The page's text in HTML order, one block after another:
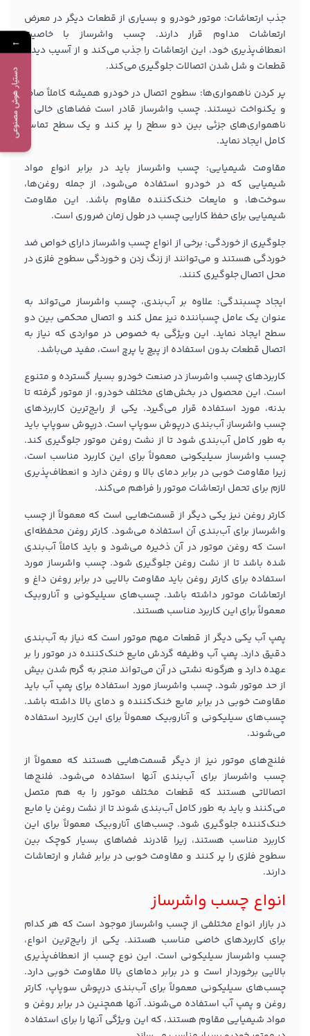
جذب ارتعاشات: موتور خودرو و بسیاری از قطعات دیگر در معرض
ارتعاشات مداوم قرار دارند. چسب واشرساز با خاصیت
انعطاف‌پذیری خود، این ارتعاشات را جذب می‌کند و از آسیب دیدن
قطعات و شل شدن اتصالات جلوگیری می‌کند.
پر کردن ناهمواری‌ها: سطوح اتصال در خودرو همیشه کاملاً صاف
و یکنواخت نیستند. چسب واشرساز قادر است فضاهای خالی و
ناهمواری‌های جزئی بین دو سطح را پر کند و یک سطح تماس
کامل ایجاد نماید.
مقاومت شیمیایی: چسب واشرساز باید در برابر انواع مواد
شیمیایی که در خودرو استفاده می‌شود، از جمله روغن‌ها،
سوخت‌ها، و مایعات خنک‌کننده مقاوم باشد. این مقاومت
شیمیایی برای حفظ کارایی چسب در طول زمان ضروری است.
جلوگیری از خوردگی: برخی از انواع چسب واشرساز دارای خواص ضد
خوردگی هستند و می‌توانند از زنگ زدن و خوردگی سطوح فلزی در
محل اتصال جلوگیری کنند.
ایجاد چسبندگی: علاوه بر آب‌بندی، چسب واشرساز می‌تواند به
عنوان یک عامل چسباننده نیز عمل کند و اتصال محکمی بین دو
سطح ایجاد نماید. این ویژگی به خصوص در مواردی که نیاز به
اتصال قطعات بدون استفاده از پیچ یا پرچ است، مفید می‌باشد.
کاربردهای چسب واشرساز در صنعت خودرو بسیار گسترده و متنوع
است. این محصول در بخش‌های مختلف خودرو، از موتور گرفته تا
بدنه، مورد استفاده قرار می‌گیرد. یکی از رایج‌ترین کاربردهای
چسب واشرساز، آب‌بندی درپوش سوپاپ است. درپوش سوپاپ باید
به طور کامل آب‌بندی شود تا از نشت روغن موتور جلوگیری کند.
چسب واشرساز سیلیکونی معمولاً برای این کاربرد مناسب است،
زیرا مقاومت خوبی در برابر دمای بالا و روغن دارد و انعطاف‌پذیری
لازم برای تحمل ارتعاشات موتور را فراهم می‌کند.
کارتر روغن نیز یکی دیگر از قسمت‌هایی است که معمولاً از چسب
واشرساز برای آب‌بندی آن استفاده می‌شود. کارتر روغن محفظه‌ای
است که روغن موتور در آن ذخیره می‌شود و باید کاملاً آب‌بندی
شده باشد تا از نشت روغن جلوگیری شود. چسب واشرساز مورد
استفاده برای کارتر روغن باید مقاومت بالایی در برابر روغن داغ و
ارتعاشات موتور داشته باشد. چسب‌های سیلیکونی و آناروبیک
معمولاً برای این کاربرد مناسب هستند.
پمپ آب یکی دیگر از قطعات مهم موتور است که نیاز به آب‌بندی
دقیق دارد. پمپ آب وظیفه گردش مایع خنک‌کننده در موتور را بر
عهده دارد و هرگونه نشتی در آن می‌تواند منجر به گرم شدن بیش
از حد موتور شود. چسب واشرساز مورد استفاده برای پمپ آب باید
مقاومت خوبی در برابر مایع خنک‌کننده و دمای بالا داشته باشد.
چسب‌های سیلیکونی و آناروبیک معمولاً برای این کاربرد استفاده
می‌شوند.
فلنج‌های موتور نیز از دیگر قسمت‌هایی هستند که معمولاً از
چسب واشرساز برای آب‌بندی آنها استفاده می‌شود. فلنج‌ها
اتصالاتی هستند که قطعات مختلف موتور را به هم متصل
می‌کنند و باید به طور کامل آب‌بندی شوند تا از نشت روغن یا مایع
خنک‌کننده جلوگیری شود. چسب‌های آناروبیک معمولاً برای این
کاربرد مناسب هستند، زیرا قادرند فضاهای بسیار کوچک بین
سطوح فلزی را پر کنند و مقاومت خوبی در برابر فشار و ارتعاشات
دارند.
انواع چسب واشرساز
در بازار انواع مختلفی از چسب واشرساز موجود است که هر کدام
برای کاربردهای خاصی مناسب هستند. یکی از رایج‌ترین انواع،
چسب واشرساز سیلیکونی است. این نوع چسب از انعطاف‌پذیری
بالایی برخوردار است و در برابر دماهای بالا مقاومت خوبی دارد.
چسب‌های سیلیکونی معمولاً برای آب‌بندی درپوش سوپاپ، کارتر
روغن و پمپ آب استفاده می‌شوند. آنها همچنین در برابر روغن و
مواد شیمیایی مقاوم هستند، که این ویژگی آنها را برای استفاده
←
دستیار هوش مصنوعی